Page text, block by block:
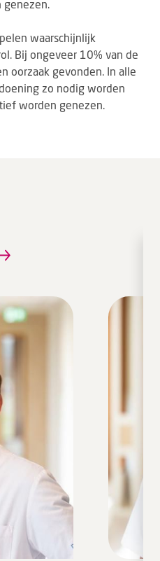
genezen.
waarschijnlijk
Bij ongeveer 10% van de
oorzaak gevonden. In alle
zo nodig worden
worden genezen.